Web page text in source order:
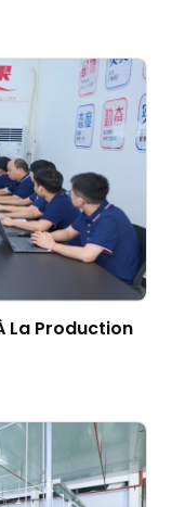
La Production